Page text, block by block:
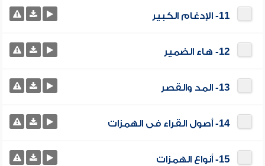
11- الإدغام الكبير
12- هاء الضمير
13- المد والقصر
14- أصول القراء فى الهمزات
15- أنواع الهمزات